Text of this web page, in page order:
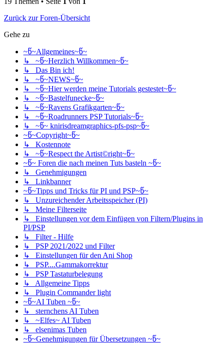
Zurück zur Foren-Übersicht
Gehe zu
~წ~Allgemeines~წ~
↳ ~წ~Herzlich Willkommen~წ~
↳ Das Bin ich!
↳ ~წ~NEWS~წ~
↳ ~წ~Hier werden meine Tutorials gestestet~წ~
↳ ~წ~Bastelfunecke~წ~
↳ ~წ~Ravens Grafikgarten~წ~
↳ ~წ~Roadrunners PSP Tutorials~წ~
↳ ~წ~ knirisdreamgraphics-pfs-psp~წ~
~წ~Copyright~წ~
↳ Kostennote
↳ ~წ~Respect the Artist©right~წ~
~წ~ Foren die nach meinen Tuts basteln ~წ~
↳ Genehmigungen
↳ Linkbanner
~წ~Tipps und Tricks für PI und PSP~წ~
↳ Unzureichender Arbeitsspeicher (PI)
↳ Meine Filterseite
↳ Einstellungen vor dem Einfügen von Filtern/Plugins in
PI/PSP
↳ Filter - Hilfe
↳ PSP 2021/2022 und Filter
↳ Einstellungen für den Ani Shop
↳ PSP....Gammakorrektur
↳ PSP Tastaturbelegung
↳ Allgemeine Tipps
↳ Plugin Commander light
~წ~AI Tuben ~წ~
↳ sternchens AI Tuben
↳ ~Elfes~ AI Tuben
↳ elsenimas Tuben
~წ~Genehmigungen für Übersetzungen ~წ~